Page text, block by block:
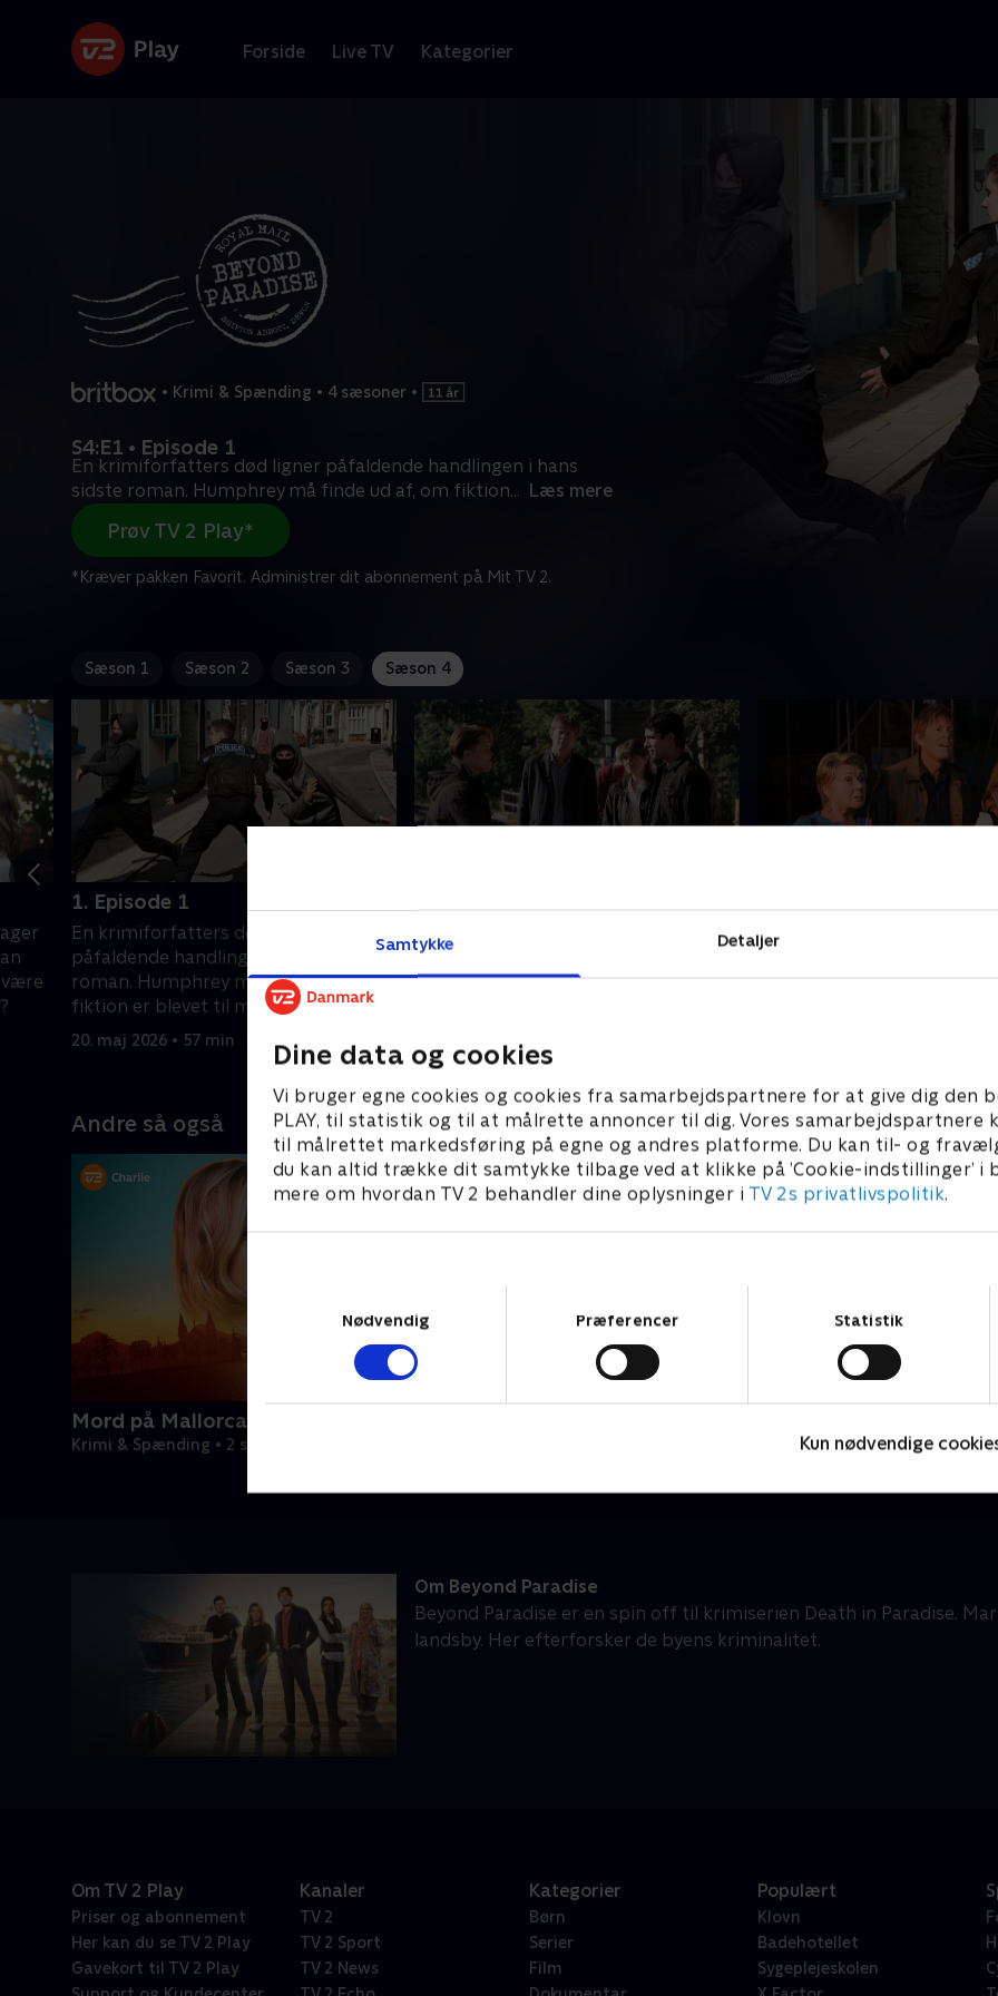
Samtykke Detaljer
Dine data og cookies
Vi bruger egne cookies og cookies fra samarbejdspartnere for at give dig den
PLAY, til statistik og til at målrette annoncer til dig. Vores samarbejdspartnere
til målrettet markedsføring på egne og andres platforme. Du kan til- og
du kan altid trække dit samtykke tilbage ved at klikke på ’Cookie-indstillinger’ i
mere om hvordan TV 2 behandler dine oplysninger i TV 2s privatlivspolitik.
Nødvendig
Præferencer Statistik
Kun nødvendige
Forside Live TV Kategorier
• Krimi & Spænding • 4 sæsoner •
S4:E1 • Episode 1
En krimiforfatters død ligner påfaldende handlingen i hans
sidste roman. Humphrey må finde ud af, om fiktion... Læs mere
Prøv TV 2 Play*
*Kræver pakken Favorit. Administrer dit abonnement på Mit TV 2.
Sæson 1 Sæson 2 Sæson 3 Sæson 4
1. Episode 1
En krimiforfatters død ligner
påfaldende handlingen i hans sidste
roman. Humphrey må finde ud af, om
fiktion er blevet til mord.
20. maj 2026 • 57 min
Et par udsættes for indbrud, hvor
gerningsmanden rydder op uden at
efterlade spor. Med flere mistænkte
20. maj 2026 • 57 min
Alle ser chokerede til, da et
Andre så også
Mord på Mallorca
Krimi & Spænding • 2 sæsoner
Om Beyond Paradise
Beyond Paradise er en spin off til krimiserien Death in Paradise.
landsby. Her efterforsker de byens kriminalitet.
Om TV 2 Play
Priser og abonnement
Her kan du se TV 2 Play
Gavekort til TV 2 Play
Kanaler
TV 2
TV 2 Sport
TV 2 News
Kategorier
Børn
Serier
Film
Populært
Klovn
Badehotellet
Sygeplejeskolen